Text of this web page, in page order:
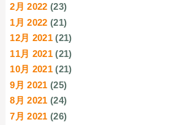
2月 2022 (23)
1月 2022 (21)
12月 2021 (21)
11月 2021 (21)
10月 2021 (21)
9月 2021 (25)
8月 2021 (24)
7月 2021 (26)